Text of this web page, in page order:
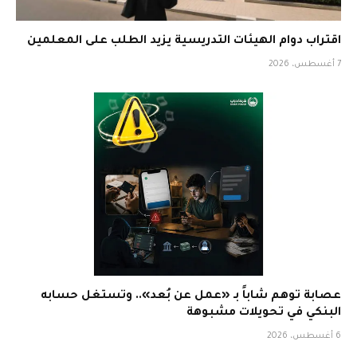
اقتراب دوام الهيئات التدريسية يزيد الطلب على المعلمين
7 أغسطس، 2026
عصابة توهم شاباً بـ «عمل عن بُعد».. وتستغل حسابه
البنكي في تحويلات مشبوهة
6 أغسطس، 2026